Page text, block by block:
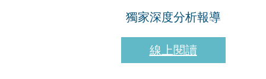
獨家深度分析報導
線上閱讀